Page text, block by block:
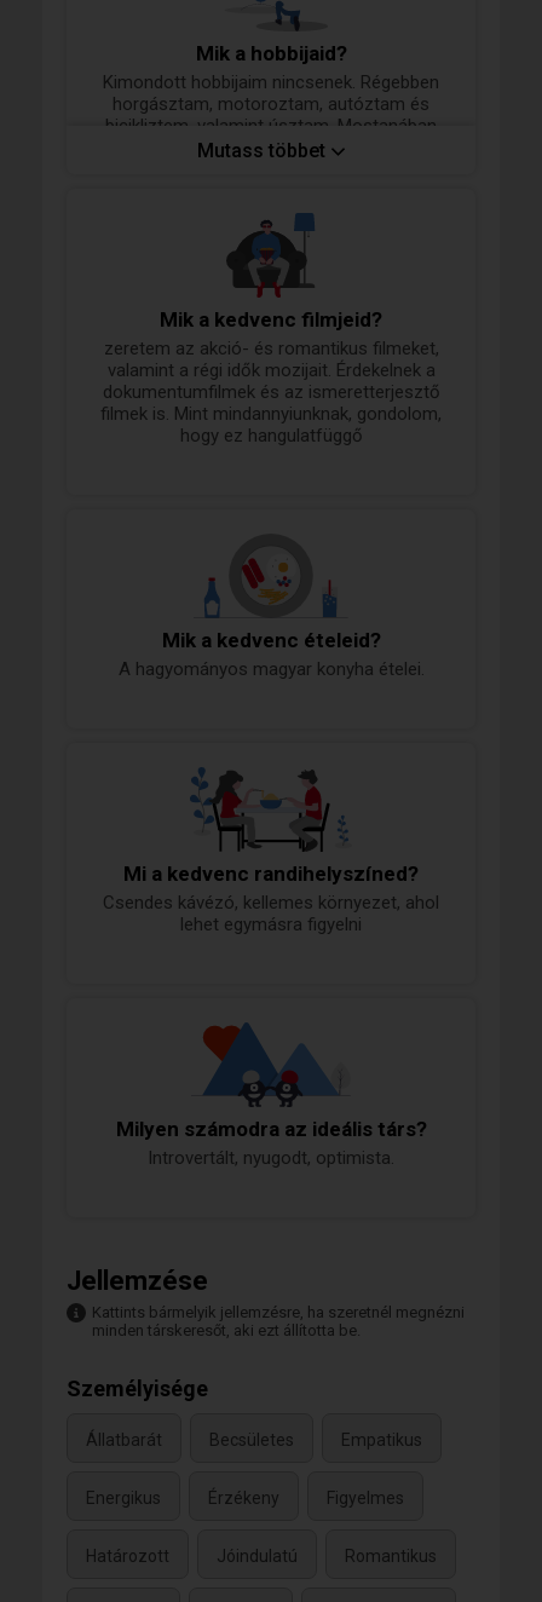
Mik a hobbijaid?
Kimondott hobbijaim nincsenek. Régebben
horgásztam, motoroztam, autóztam és
bicikliztem, valamint úsztam. Mostanában
annyit dolgozom, hogy ha tehetem, inkább
valakivel, akivel megoszthatnám ezeket a
pillanatokat
Mutass többet
Mik a kedvenc filmjeid?
zeretem az akció- és romantikus filmeket,
valamint a régi idők mozijait. Érdekelnek a
dokumentumfilmek és az ismeretterjesztő
filmek is. Mint mindannyiunknak, gondolom,
hogy ez hangulatfüggő
Mik a kedvenc ételeid?
A hagyományos magyar konyha ételei.
Mi a kedvenc randihelyszíned?
Csendes kávézó, kellemes környezet, ahol
lehet egymásra figyelni
Milyen számodra az ideális társ?
Introvertált, nyugodt, optimista.
Jellemzése
Kattints bármelyik jellemzésre, ha szeretnél megnézni
minden társkeresőt, aki ezt állította be.
Személyisége
Állatbarát Becsületes Empatikus
Energikus Érzékeny Figyelmes
Határozott Jóindulatú Romantikus